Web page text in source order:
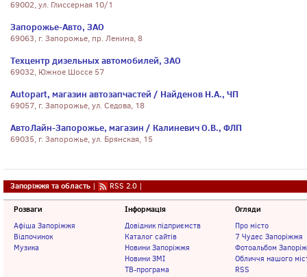
69002, ул. Глиссерная 10/1
Запорожье-Авто, ЗАО
69063, г. Запорожье, пр. Ленина, 8
Техцентр дизельных автомобилей, ЗАО
69032, Южное Шоссе 57
Autopart, магазин автозапчастей / Найденов Н.А., ЧП
69057, г. Запорожье, ул. Седова, 18
АвтоЛайн-Запорожье, магазин / Калиневич О.В., ФЛП
69035, г. Запорожье, ул. Брянская, 15
Запоріжжя та область | RSS 2.0 |
Розваги
Афіша Запоріжжя
Відпочинок
Музика
Інформація
Довідник підприємств
Каталог сайтів
Новини Запоріжжя
Новини ЗМІ
ТВ-програма
Огляди
Про місто
7 Чудес Запоріжжя
Фотоальбом
Обличчя нашого
RSS